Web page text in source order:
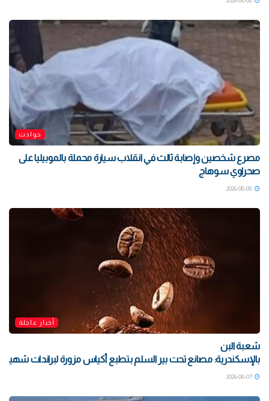
حوادث
مصرع شخصين وإصابة ثالث في انقلاب سيارة محملة بالموبيليا على
صحراوي سوهاج
أخبار عاجلة
شعبة البن
بالإسكندرية: مصانع تحت بير السلم بتطبع أكياس مزورة لبراندات شهيرة